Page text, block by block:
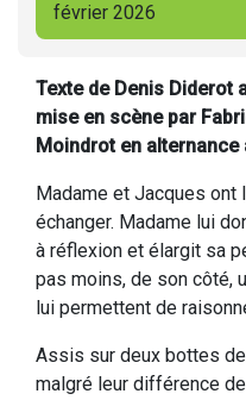
février 2026
Texte de Denis Diderot
mise en scène par
Moindrot en alternance
Madame et Jacques ont
échanger. Madame lui
à réflexion et élargit sa
pas moins, de son côté,
lui permettent de
Assis sur deux bottes
malgré leur différence